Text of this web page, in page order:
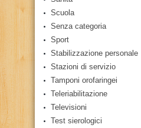
Scuola
Senza categoria
Sport
Stabilizzazione personale
Stazioni di servizio
Tamponi orofaringei
Teleriabilitazione
Televisioni
Test sierologici